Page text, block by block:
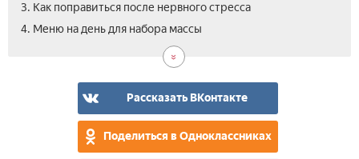
3. Как поправиться после нервного стресса
4. Меню на день для набора массы
Рассказать ВКонтакте
Поделиться в Одноклассниках